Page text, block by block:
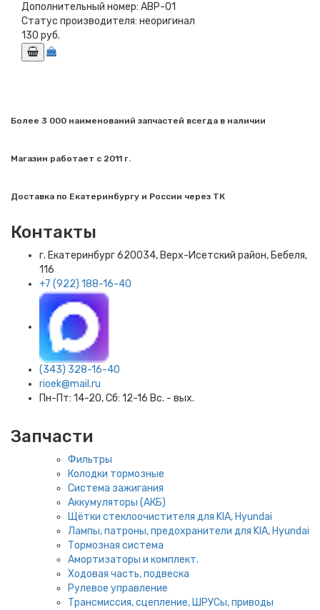
Дополнительный номер: ABP-01
Статус производителя: неоригинал
130 руб.
Более 3 000 наименований запчастей всегда в наличии
Магазин работает с 2011 г.
Доставка по Екатеринбургу и России через ТК
Контакты
г. Екатеринбург​ 620034, Верх-Исетский район, Бебеля,
116
+7 (922) 188-16-40
(343) 328-16-40
rioek@mail.ru
Пн-Пт: 14-20, Сб: 12-16 Вс. - вых.
Запчасти
Фильтры
Колодки тормозные
Система зажигания
Аккумуляторы (АКБ)
Щётки стеклоочистителя для KIA, Hyundai
Лампы, патроны, предохранители для KIA, Hyundai
Тормозная система
Амортизаторы и комплект.
Ходовая часть, подвеска
Рулевое управление
Трансмиссия, сцепление, ШРУСы, приводы